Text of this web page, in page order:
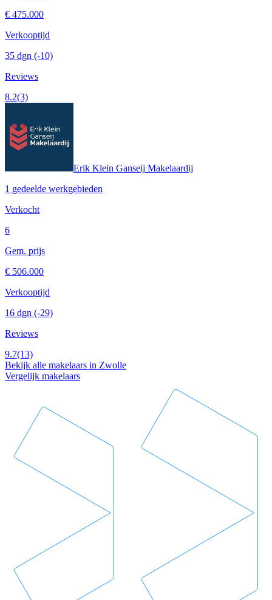
€ 475.000
Verkooptijd
35 dgn (-10)
Reviews
8.2(3)
Erik Klein Ganseij Makelaardij
1 gedeelde werkgebieden
Verkocht
6
Gem. prijs
€ 506.000
Verkooptijd
16 dgn (-29)
Reviews
9.7(13)
Bekijk alle makelaars in Zwolle
Vergelijk makelaars